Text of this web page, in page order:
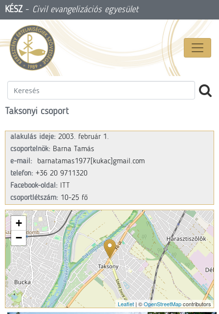
KÉSZ- Civil evangelizációs egyesület
Taksonyi csoport
alakulás ideje: 2003. február 1.
csoportelnök: Barna Tamás
e-mail:
barnatamas1977[kukac]gmail.com
telefon: +36 20 9711320
Facebook-oldal:
csoportlétszám: 10-25 fő
+
−
Leaflet | ©OpenStreetMapcontributors